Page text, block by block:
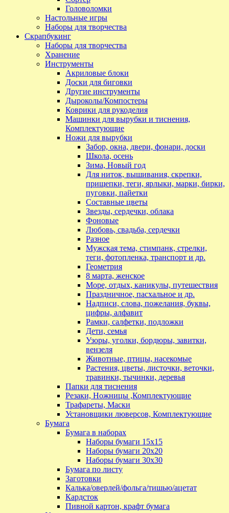
Головоломки
Настольные игры
Наборы для творчества
Скрапбукинг
Наборы для творчества
Хранение
Инструменты
Акриловые блоки
Доски для биговки
Другие инструменты
Дыроколы/Компостеры
Коврики для рукоделия
Машинки для вырубки и тиснения,
Комплектующие
Ножи для вырубки
Забор, окна, двери, фонари, доски
Школа, осень
Зима, Новый год
Для ниток, вышивания, скрепки,
прищепки, теги, ярлыки, марки, бирки,
пуговки, пайетки
Составные цветы
Звезды, сердечки, облака
Фоновые
Любовь, свадьба, сердечки
Разное
Мужская тема, стимпанк, стрелки,
теги, фотопленка, транспорт и др.
Геометрия
8 марта, женское
Море, отдых, каникулы, путешествия
Праздничное, пасхальное и др.
Надписи, слова, пожелания, буквы,
цифры, алфавит
Рамки, салфетки, подложки
Дети, семья
Узоры, уголки, бордюры, завитки,
вензеля
Животные, птицы, насекомые
Растения, цветы, листочки, веточки,
травинки, тычинки, деревья
Папки для тиснения
Резаки, Ножницы ,Комплектующие
Трафареты, Маски
Установщики люверсов, Комплектующие
Бумага
Бумага в наборах
Наборы бумаги 15х15
Наборы бумаги 20х20
Наборы бумаги 30х30
Бумага по листу
Заготовки
Калька/оверлей/фольга/тишью/ацетат
Кардсток
Пивной картон, крафт бумага